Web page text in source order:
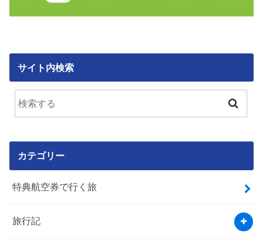
サイト内検索
カテゴリー
特典航空券で行く旅
旅行記